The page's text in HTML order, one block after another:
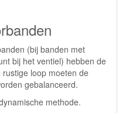
(bij banden met
bij het ventiel) hebben de
loop moeten de
gebalanceerd.
methode.